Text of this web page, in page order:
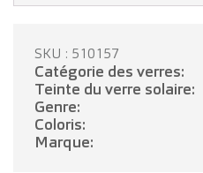
PRENDRE
SKU : 510157
Catégorie des verres:
Teinte du verre solaire:
Genre:
Coloris:
Marque: